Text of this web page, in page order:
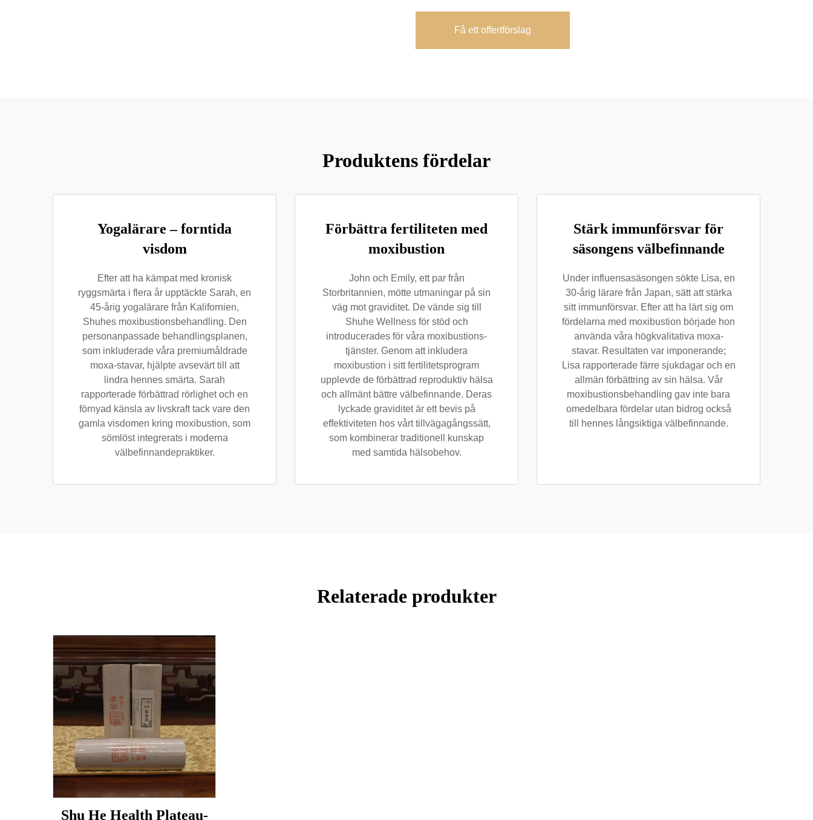
Få ett offertförslag
Produktens fördelar
Yogalärare – forntida
visdom
Efter att ha kämpat med kronisk
ryggsmärta i flera år upptäckte Sarah, en
45-årig yogalärare från Kalifornien,
Shuhes moxibustionsbehandling. Den
personanpassade behandlingsplanen,
som inkluderade våra premiumåldrade
moxa-stavar, hjälpte avsevärt till att
lindra hennes smärta. Sarah
rapporterade förbättrad rörlighet och en
förnyad känsla av livskraft tack vare den
gamla visdomen kring moxibustion, som
sömlöst integrerats i moderna
välbefinnandepraktiker.
Förbättra fertiliteten med
moxibustion
John och Emily, ett par från
Storbritannien, mötte utmaningar på sin
väg mot graviditet. De vände sig till
Shuhe Wellness för stöd och
introducerades för våra moxibustions-
tjänster. Genom att inkludera
moxibustion i sitt fertilitetsprogram
upplevde de förbättrad reproduktiv hälsa
och allmänt bättre välbefinnande. Deras
lyckade graviditet är ett bevis på
effektiviteten hos vårt tillvägagångssätt,
som kombinerar traditionell kunskap
med samtida hälsobehov.
Stärk immunförsvar för
säsongens välbefinnande
Under influensasäsongen sökte Lisa, en
30-årig lärare från Japan, sätt att stärka
sitt immunförsvar. Efter att ha lärt sig om
fördelarna med moxibustion började hon
använda våra högkvalitativa moxa-
stavar. Resultaten var imponerande;
Lisa rapporterade färre sjukdagar och en
allmän förbättring av sin hälsa. Vår
moxibustionsbehandling gav inte bara
omedelbara fördelar utan bidrog också
till hennes långsiktiga välbefinnande.
Relaterade produkter
Shu He Health Plateau-